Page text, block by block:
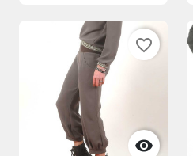

favorite_border